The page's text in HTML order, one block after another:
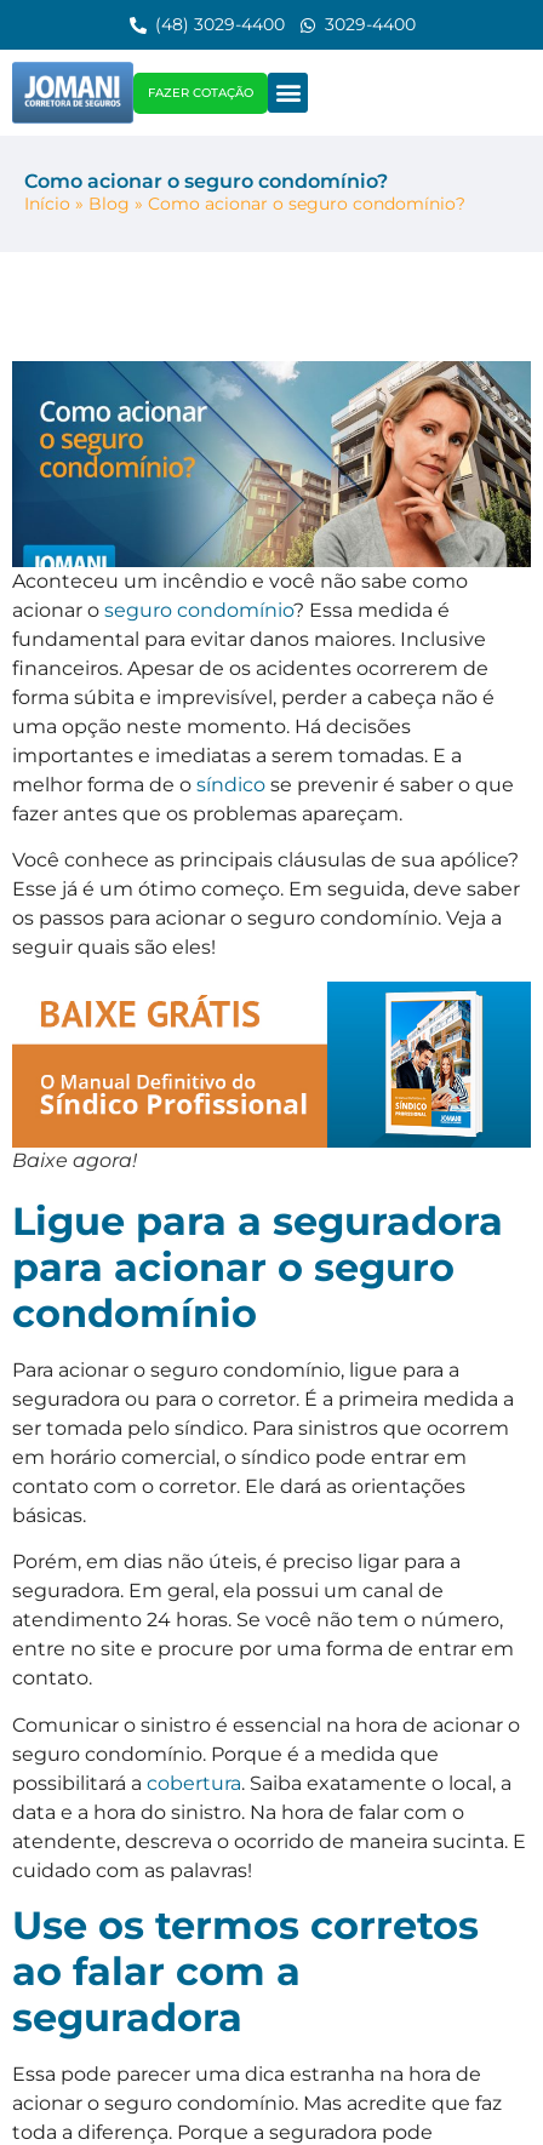
(48) 3029-4400 3029-4400
FAZER COTAÇÃO
Como acionar o seguro condomínio?
Início » Blog » Como acionar o seguro condomínio?
Aconteceu um incêndio e você não sabe como
acionar o seguro condomínio? Essa medida é
fundamental para evitar danos maiores. Inclusive
financeiros. Apesar de os acidentes ocorrerem de
forma súbita e imprevisível, perder a cabeça não é
uma opção neste momento. Há decisões
importantes e imediatas a serem tomadas. E a
melhor forma de o síndico se prevenir é saber o que
fazer antes que os problemas apareçam.
Você conhece as principais cláusulas de sua apólice?
Esse já é um ótimo começo. Em seguida, deve saber
os passos para acionar o seguro condomínio. Veja a
seguir quais são eles!
Baixe agora!
Ligue para a seguradora
para acionar o seguro
condomínio
Para acionar o seguro condomínio, ligue para a
seguradora ou para o corretor. É a primeira medida a
ser tomada pelo síndico. Para sinistros que ocorrem
em horário comercial, o síndico pode entrar em
contato com o corretor. Ele dará as orientações
básicas.
Porém, em dias não úteis, é preciso ligar para a
seguradora. Em geral, ela possui um canal de
atendimento 24 horas. Se você não tem o número,
entre no site e procure por uma forma de entrar em
contato.
Comunicar o sinistro é essencial na hora de acionar o
seguro condomínio. Porque é a medida que
possibilitará a cobertura. Saiba exatamente o local, a
data e a hora do sinistro. Na hora de falar com o
atendente, descreva o ocorrido de maneira sucinta. E
cuidado com as palavras!
Use os termos corretos
ao falar com a
seguradora
Essa pode parecer uma dica estranha na hora de
acionar o seguro condomínio. Mas acredite que faz
toda a diferença. Porque a seguradora pode